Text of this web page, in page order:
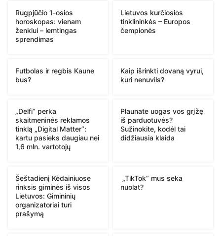
Rugpjūčio 1-osios
horoskopas: vienam
ženklui – lemtingas
sprendimas
Lietuvos kurčiosios
tinklininkės – Europos
čempionės
Futbolas ir regbis Kaune
bus?
Kaip išrinkti dovaną vyrui,
kuri nenuvils?
„Delfi“ perka
skaitmeninės reklamos
tinklą „Digital Matter“:
kartu pasieks daugiau nei
1,6 mln. vartotojų
Plaunate uogas vos grįžę
iš parduotuvės?
Sužinokite, kodėl tai
didžiausia klaida
Šeštadienį Kėdainiuose
rinksis giminės iš visos
Lietuvos: Gimininių
organizatoriai turi
prašymą
„TikTok“ mus seka
nuolat?